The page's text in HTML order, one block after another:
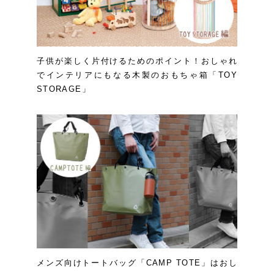
子供が楽しく片付けるためのポイント！おしゃれ
でインテリアにもなる木製のおもちゃ箱「TOY
STORAGE」
メンズ向けトートバッグ「CAMP TOTE」はおし